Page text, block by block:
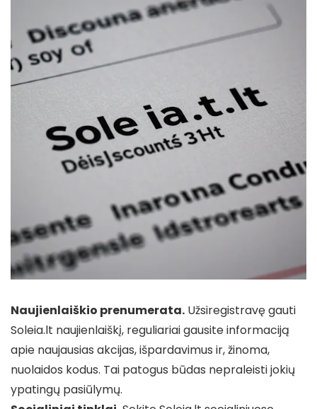
Naujienlaiškio prenumerata. Užsiregistravę gauti
Soleia.lt naujienlaiškį, reguliariai gausite informaciją
apie naujausias akcijas, išpardavimus ir, žinoma,
nuolaidos kodus. Tai patogus būdas nepraleisti jokių
ypatingų pasiūlymų.